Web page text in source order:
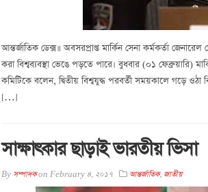
আন্তর্জাতিক ডেক্স॥ অবসরপ্রাপ্ত মার্কিন সেনা কর্মকর্তা
করা বিশ্বব্যবস্থা ভেঙে পড়তে পারে। বুধবার (০১ ফেব্রুয়ারি)
কমিটিকে বলেন, দ্বিতীয় বিশ্বযুদ্ধ পরবর্তী সময়কালে গড়ে
[…]
সাক্ষাৎকার ছাড়াই ভারতীয় ভিসা
By সম্পাদকon February 4, 2017 আন্তর্জাতিক, জাতীয়